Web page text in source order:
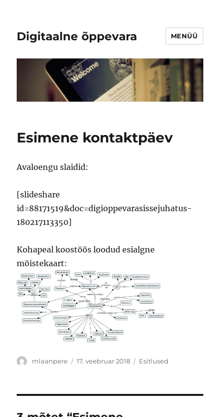
Digitaalne õppevara MENÜÜ
Esimene kontaktpäev
Avaloengu slaidid:
[slideshare
id=88171519&doc=digioppevarasissejuhatus-
180217113350]
Kohapeal koostöös loodud esialgne
mõistekaart:
Autor
mlaanpere Postitatud
17. veebruar 2018 Rubriigid
Esitlused